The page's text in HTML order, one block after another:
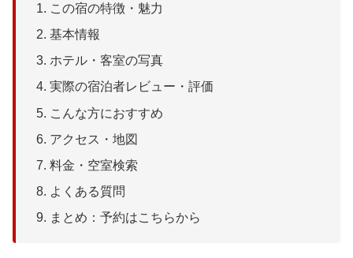
この宿の特徴・魅力
基本情報
ホテル・客室の写真
実際の宿泊者レビュー・評価
こんな方におすすめ
アクセス・地図
料金・空室検索
よくある質問
まとめ：予約はこちらから